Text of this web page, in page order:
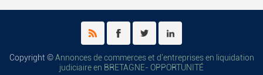
Copyright ©Annonces de commerces et d'entreprises en liquidation
judiciaire en BRETAGNE- OPPORTUNITÉ